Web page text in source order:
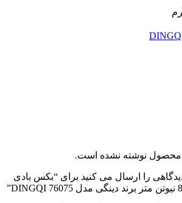
محصول نوشته نشده است.
را ارسال می کنید برای “بکس بادی